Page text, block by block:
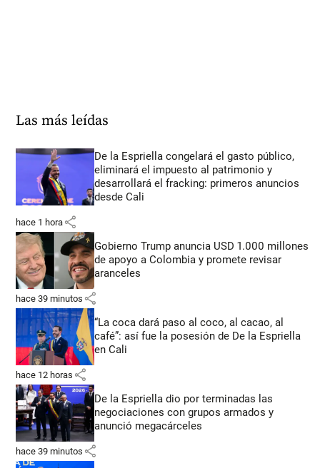
Las más leídas
De la Espriella congelará el gasto público,
eliminará el impuesto al patrimonio y
desarrollará el fracking: primeros anuncios
desde Cali
hace 1 hora share
Gobierno Trump anuncia USD 1.000 millones
de apoyo a Colombia y promete revisar
aranceles
hace 39 minutos share
“La coca dará paso al coco, al cacao, al
café”: así fue la posesión de De la Espriella
en Cali
hace 12 horas share
De la Espriella dio por terminadas las
negociaciones con grupos armados y
anunció megacárceles
hace 39 minutos share